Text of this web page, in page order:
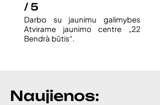
/ 5
Darbo su jaunimu galimybes
Atvirame jaunimo centre „22
Bendrà būtis“.
Naujienos: